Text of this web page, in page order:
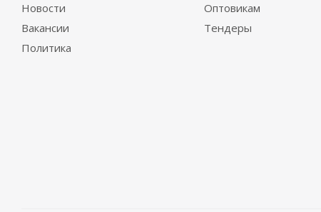
Новости
Вакансии
Политика
Оптовикам
Тендеры